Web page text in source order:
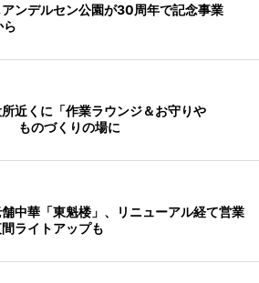
ンデルセン公園が30周年で記念事業
ら
近くに「作業ラウンジ＆お守りや
ものづくりの場に
中華「東魁楼」、リニューアル経て営業
ライトアップも